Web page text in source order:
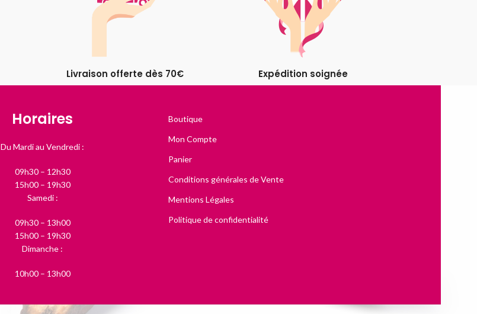
Livraison offerte dès 70€ Expédition soignée
Horaires
Du Mardi au Vendredi :
09h30 – 12h30
15h00 – 19h30
Samedi :
09h30 – 13h00
15h00 – 19h30
Dimanche :
10h00 – 13h00
Boutique
Mon Compte
Panier
Conditions générales de Vente
Mentions Légales
Politique de confidentialité